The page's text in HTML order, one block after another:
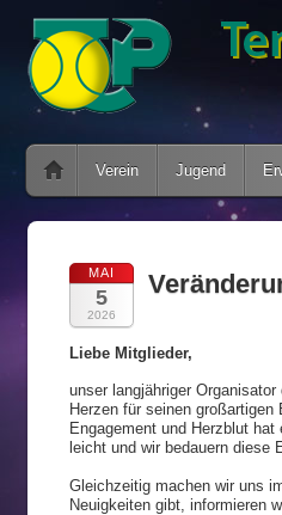
Verein Jugend
MAI
5
2026
Liebe Mitglieder,
unser langjähriger
Herzen für seinen
Engagement und Herzblut
leicht und wir bedauern diese
Gleichzeitig machen wir uns
Neuigkeiten gibt, informieren